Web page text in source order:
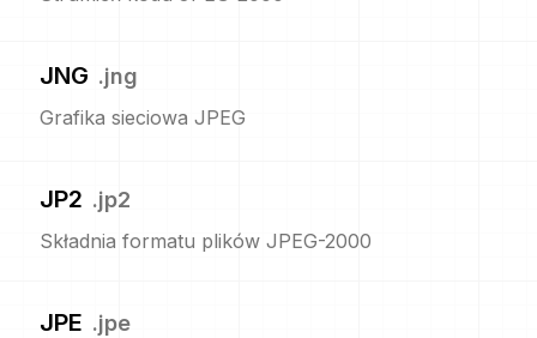
JNG .jng
Grafika sieciowa JPEG
JP2 .jp2
Składnia formatu plików JPEG-2000
JPE .jpe